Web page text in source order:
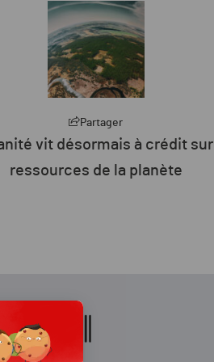
Partager
vit désormais à crédit
ressources de la planète